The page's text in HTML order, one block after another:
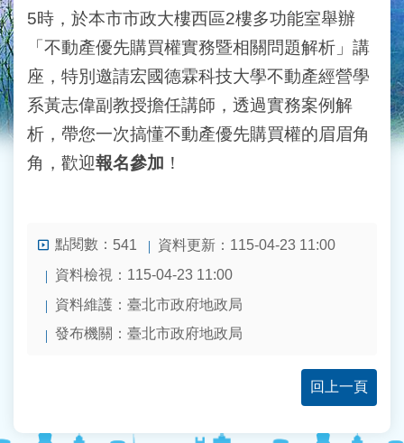
5時，於本市市政大樓西區2樓多功能室舉辦
「不動產優先購買權實務暨相關問題解析」講
座，特別邀請宏國德霖科技大學不動產經營學
系黃志偉副教授擔任講師，透過實務案例解
析，帶您一次搞懂不動產優先購買權的眉眉角
角，歡迎報名參加 ！
點閱數： 541
資料更新：115-04-23 11:00
資料檢視：115-04-23 11:00
資料維護：臺北市政府地政局
發布機關：臺北市政府地政局
回上一頁